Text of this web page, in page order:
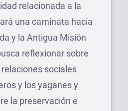
relacionada a la
una caminata hacia
y la Antigua Misión
reflexionar sobre
sociales
y los yaganes y
la preservación e